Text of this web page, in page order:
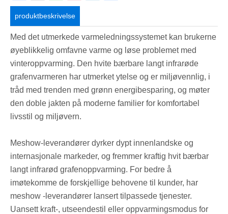
produktbeskrivelse
Med det utmerkede varmeledningssystemet kan brukerne
øyeblikkelig omfavne varme og løse problemet med
vinteroppvarming. Den hvite bærbare langt infrarøde
grafenvarmeren har utmerket ytelse og er miljøvennlig, i
tråd med trenden med grønn energibesparing, og møter
den doble jakten på moderne familier for komfortabel
livsstil og miljøvern.
Meshow-leverandører dyrker dypt innenlandske og
internasjonale markeder, og fremmer kraftig hvit bærbar
langt infrarød grafenoppvarming. For bedre å
imøtekomme de forskjellige behovene til kunder, har
meshow -leverandører lansert tilpassede tjenester.
Uansett kraft-, utseendestil eller oppvarmingsmodus for